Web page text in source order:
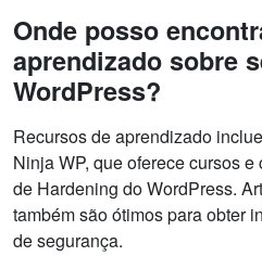
Onde posso
aprendizado sobre
WordPress?
Recursos de aprendizado
Ninja WP, que oferece cursos
de Hardening do WordPress.
também são ótimos para obter
de segurança.